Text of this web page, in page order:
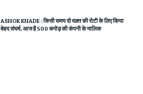
ASHOK KHADE : किसी समय दो वक़्त की रोटी के लिए किया
बेहद संघर्ष, आज है 500 करोड़ की कंपनी के मालिक